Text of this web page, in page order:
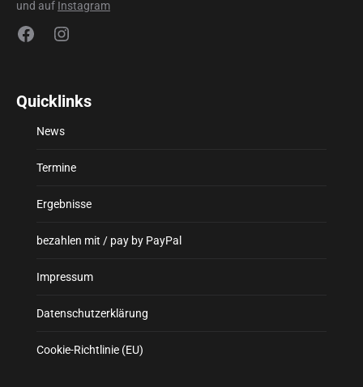
und auf Instagram
FacebookInstagram
Quicklinks
News
Termine
Ergebnisse
bezahlen mit / pay by PayPal
Impressum
Datenschutzerklärung
Cookie-Richtlinie (EU)